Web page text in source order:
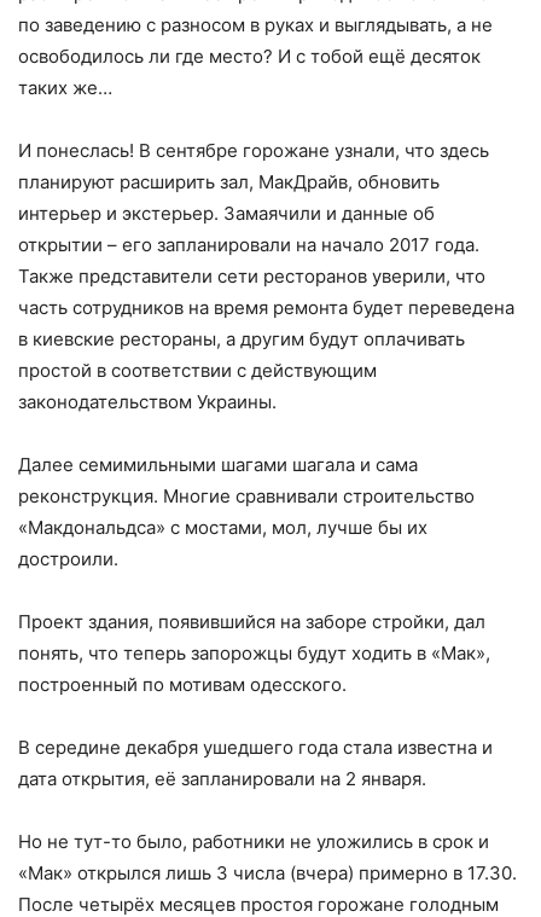
по заведению с разносом в руках и выглядывать, а не
освободилось ли где место? И с тобой ещё десяток
таких же…
И понеслась! В сентябре горожане узнали, что здесь
планируют расширить зал, МакДрайв, обновить
интерьер и экстерьер. Замаячили и данные об
открытии – его запланировали на начало 2017 года.
Также представители сети ресторанов уверили, что
часть сотрудников на время ремонта будет переведена
в киевские рестораны, а другим будут оплачивать
простой в соответствии с действующим
законодательством Украины.
Далее семимильными шагами шагала и сама
реконструкция. Многие сравнивали строительство
«Макдональдса» с мостами, мол, лучше бы их
достроили.
Проект здания, появившийся на заборе стройки, дал
понять, что теперь запорожцы будут ходить в «Мак»,
построенный по мотивам одесского.
В середине декабря ушедшего года стала известна и
дата открытия, её запланировали на 2 января.
Но не тут-то было, работники не уложились в срок и
«Мак» открылся лишь 3 числа (вчера) примерно в 17.30.
После четырёх месяцев простоя горожане голодным